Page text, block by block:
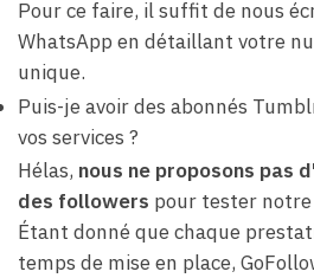
Pour ce faire, il suffit de nous
WhatsApp en détaillant votre
unique.
Puis-je avoir des abonnés
vos services ?
Hélas, nous ne proposons pas
des followers pour tester
Étant donné que chaque
temps de mise en place,